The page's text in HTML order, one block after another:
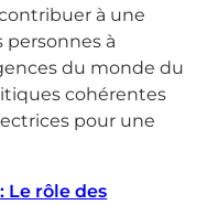
à une
à
du monde du
cohérentes
pour une
Le rôle des